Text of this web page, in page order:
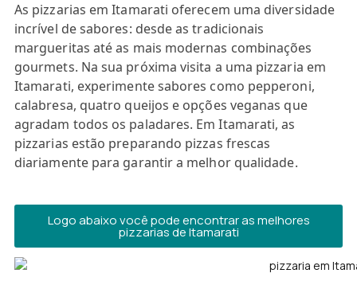
As pizzarias em Itamarati oferecem uma diversidade
incrível de sabores: desde as tradicionais
margueritas até as mais modernas combinações
gourmets. Na sua próxima visita a uma pizzaria em
Itamarati, experimente sabores como pepperoni,
calabresa, quatro queijos e opções veganas que
agradam todos os paladares. Em Itamarati, as
pizzarias estão preparando pizzas frescas
diariamente para garantir a melhor qualidade.
Logo abaixo você pode encontrar as melhores
pizzarias de Itamarati